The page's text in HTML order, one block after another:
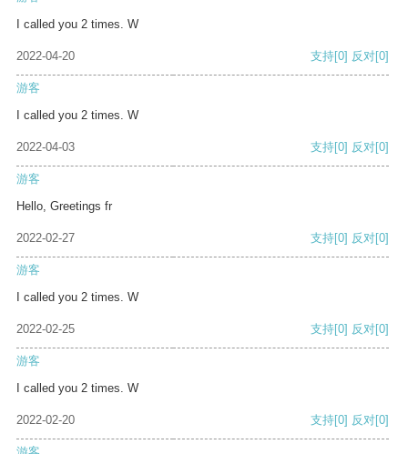
I called you 2 times. W
2022-04-20 支持[0] 反对[0]
游客
I called you 2 times. W
2022-04-03 支持[0] 反对[0]
游客
Hello, Greetings fr
2022-02-27 支持[0] 反对[0]
游客
I called you 2 times. W
2022-02-25 支持[0] 反对[0]
游客
I called you 2 times. W
2022-02-20 支持[0] 反对[0]